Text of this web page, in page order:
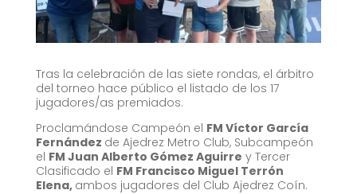
Tras la celebración de las siete rondas, el árbitro
del torneo hace público el listado de los 17
jugadores/as premiados.
Proclamándose Campeón el FM Víctor García
Fernández de Ajedrez Metro Club, Subcampeón
el FM Juan Alberto Gómez Aguirre y Tercer
Clasificado el FM Francisco Miguel Terrón
Elena, ambos jugadores del Club Ajedrez Coín.